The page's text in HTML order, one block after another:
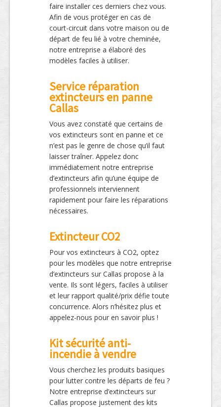
faire installer ces derniers chez vous.
Afin de vous protéger en cas de
court-circuit dans votre maison ou de
départ de feu lié à votre cheminée,
notre entreprise a élaboré des
modèles faciles à utiliser.
Service réparation
extincteurs en panne
Callas
Vous avez constaté que certains de
vos extincteurs sont en panne et ce
n’est pas le genre de chose qu’il faut
laisser traîner. Appelez donc
immédiatement notre entreprise
d’extincteurs afin qu’une équipe de
professionnels interviennent
rapidement pour faire les réparations
nécessaires.
Extincteur CO2
Pour vos extincteurs à CO2, optez
pour les modèles que notre entreprise
d’extincteurs sur Callas propose à la
vente. Ils sont légers, faciles à utiliser
et leur rapport qualité/prix défie toute
concurrence. Alors n’hésitez plus et
appelez-nous pour en savoir plus !
Kit sécurité anti-
incendie à vendre
Vous cherchez les produits basiques
pour lutter contre les départs de feu ?
Notre entreprise d’extincteurs sur
Callas propose justement des kits